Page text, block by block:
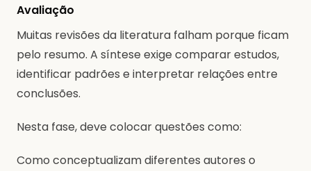
Avaliação
Muitas revisões da literatura falham porque ficam
pelo resumo. A síntese exige comparar estudos,
identificar padrões e interpretar relações entre
conclusões.
Nesta fase, deve colocar questões como:
Como conceptualizam diferentes autores o